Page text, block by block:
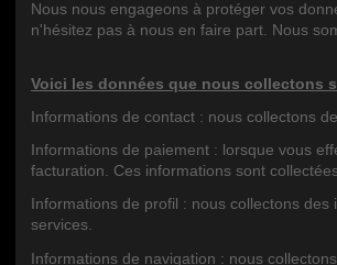
ARCHIVES DU BLOG
Newsletter
Vous pouvez vous désinscrire à tout moment.
contact dans les conditions d'utilisation du site.
Nous nous engageons à protéger vos
n'hésitez pas à nous en faire part. Nous
Voici les données que nous collectons
Informations de contact : nous collectons
Informations de paiement : lorsque vous
facturation. Ces informations sont
Informations de profil : nous collectons
services.
Informations de navigation : nous